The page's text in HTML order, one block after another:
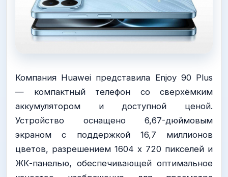
Компания Huawei представила Enjoy 90 Plus
— компактный телефон со сверхёмким
аккумулятором и доступной ценой.
Устройство оснащено 6,67-дюймовым
экраном с поддержкой 16,7 миллионов
цветов, разрешением 1604 x 720 пикселей и
ЖК-панелью, обеспечивающей оптимальное